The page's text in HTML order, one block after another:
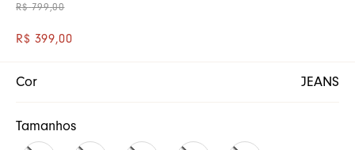
R$ 799,00
R$ 399,00
Cor JEANS
Tamanhos